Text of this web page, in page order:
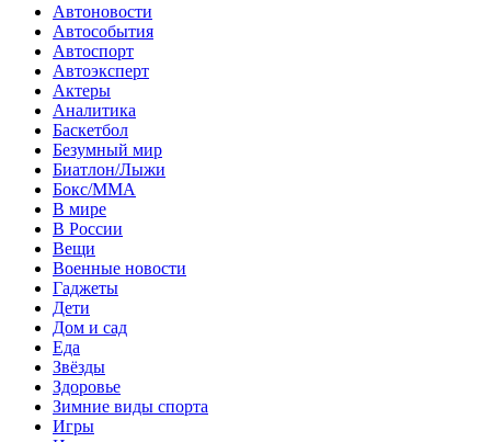
Автоновости
Автособытия
Автоспорт
Автоэксперт
Актеры
Аналитика
Баскетбол
Безумный мир
Биатлон/Лыжи
Бокс/MMA
В мире
В России
Вещи
Военные новости
Гаджеты
Дети
Дом и сад
Еда
Звёзды
Здоровье
Зимние виды спорта
Игры